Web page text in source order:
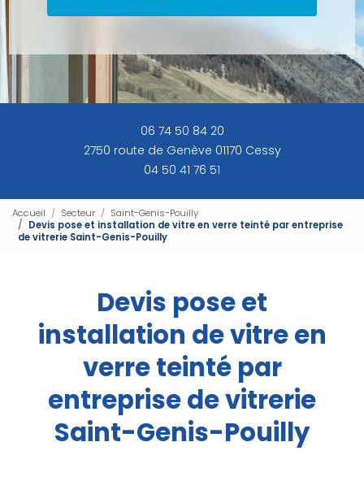
06 74 50 84 20
2750 route de Genève 01170 Cessy
04 50 41 76 51
Accueil Secteur
Saint-Genis-Pouilly
Devis pose et installation de vitre en verre teinté par entreprise
de vitrerie Saint-Genis-Pouilly
Devis pose et
installation de vitre en
verre teinté par
entreprise de vitrerie
Saint-Genis-Pouilly